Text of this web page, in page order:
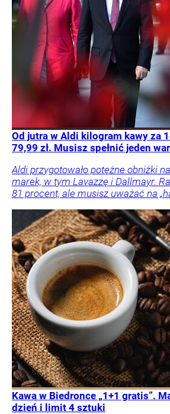
Od jutra w Aldi kilogram kawy za
79,99 zł. Musisz spełnić jeden
Aldi przygotowało potężne obniżki
marek, w tym Lavazzę i Dallmayr.
81 procent, ale musisz uważać na
Kawa w Biedronce „1+1 gratis”.
dzień i limit 4 sztuki